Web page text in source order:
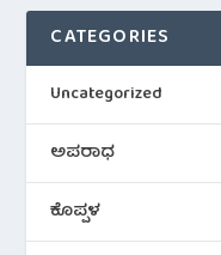
CATEGORIES
Uncategorized
ಅಪರಾಧ
ಕೊಪ್ಪಳ